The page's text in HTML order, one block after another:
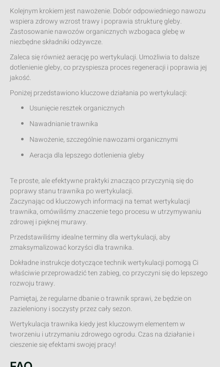
Kolejnym krokiem jest nawożenie. Dobór odpowiedniego nawozu
wspiera zdrowy wzrost trawy i poprawia strukturę gleby.
Zastosowanie nawozów organicznych wzbogaca glebę w
niezbędne składniki odżywcze.
Zaleca się również aerację po wertykulacji. Umożliwia to dalsze
dotlenienie gleby, co przyspiesza proces regeneracji i poprawia jej
jakość.
Poniżej przedstawiono kluczowe działania po wertykulacji:
Usunięcie resztek organicznych
Nawadnianie trawnika
Nawożenie, szczególnie nawozami organicznymi
Aeracja dla lepszego dotlenienia gleby
Te proste, ale efektywne praktyki znacząco przyczynią się do
poprawy stanu trawnika po wertykulacji.
Zaczynając od kluczowych informacji na temat wertykulacji
trawnika, omówiliśmy znaczenie tego procesu w utrzymywaniu
zdrowej i pięknej murawy.
Przedstawiliśmy idealne terminy dla wertykulacji, aby
zmaksymalizować korzyści dla trawnika.
Dokładne instrukcje dotyczące technik wertykulacji pomogą Ci
właściwie przeprowadzić ten zabieg, co przyczyni się do lepszego
rozwoju trawy.
Pamiętaj, że regularne dbanie o trawnik sprawi, że będzie on
zazieleniony i soczysty przez cały sezon.
Wertykulacja trawnika kiedy jest kluczowym elementem w
tworzeniu i utrzymaniu zdrowego ogrodu. Czas na działanie i
cieszenie się efektami swojej pracy!